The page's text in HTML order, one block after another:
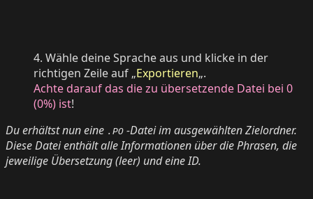
4. Wähle deine Sprache aus und klicke in der
richtigen Zeile auf „Exportieren„.
Achte darauf das die zu übersetzende Datei bei 0
(0%) ist!
Du erhältst nun eine .PO -Datei im ausgewählten Zielordner.
Diese Datei enthält alle Informationen über die Phrasen, die
jeweilige Übersetzung (leer) und eine ID.